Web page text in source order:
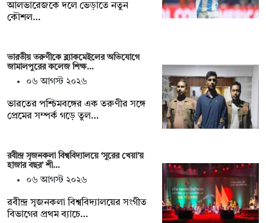
আলভারেজকে দলে ভেড়াতে নতুন
কৌশল…
ভারতীয় তরুণীকে ব্ল্যাকমেইলের অভিযোগে
জামালপুরের কলেজ শিক্ষ…
০৬ আগস্ট ২০২৬
ভারতের পশ্চিমবঙ্গের এক তরুণীর সঙ্গে
প্রেমের সম্পর্ক গড়ে তুল…
রবীন্দ্র সৃজনকলা বিশ্ববিদ্যালয়ে ‘সুরের খেয়া’য়
হাজার বছর’ শী…
০৬ আগস্ট ২০২৬
রবীন্দ্র সৃজনকলা বিশ্ববিদ্যালয়ের সংগীত
বিভাগের প্রথম ব্যাচে…